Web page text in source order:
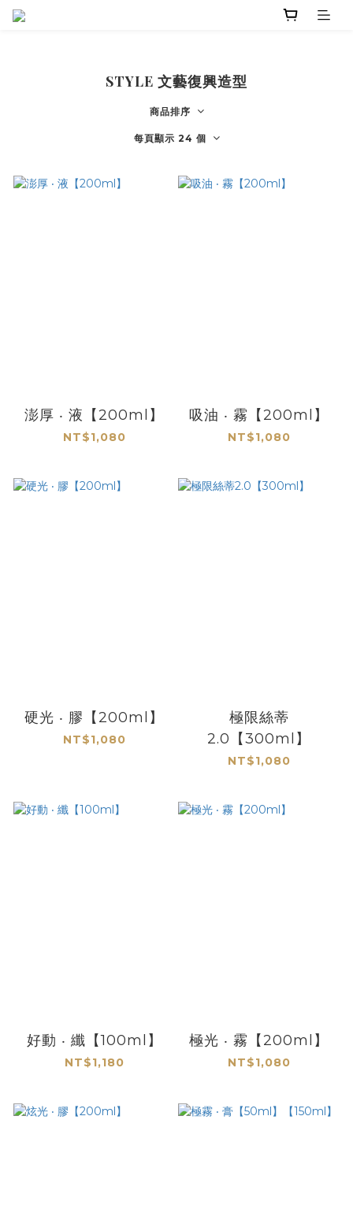
STYLE 文藝復興造型
商品排序
每頁顯示 24 個
澎厚 ‧ 液【200ml】
NT$1,080
吸油 ‧ 霧【200ml】
NT$1,080
硬光 ‧ 膠【200ml】
NT$1,080
極限絲蒂
2.0【300ml】
NT$1,080
好動 ‧ 纖【100ml】
NT$1,180
極光 ‧ 霧【200ml】
NT$1,080